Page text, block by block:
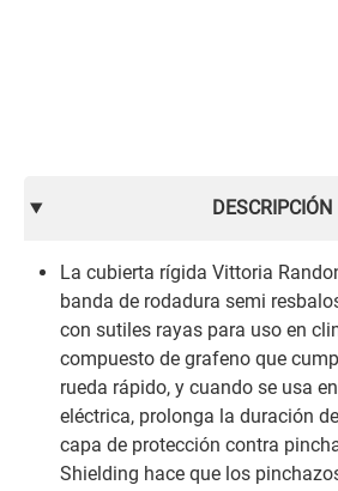
DESCRIPCIÓN
La cubierta rígida Vittoria
banda de rodadura semi
con sutiles rayas para uso en
compuesto de grafeno que
rueda rápido, y cuando se usa
eléctrica, prolonga la duración
capa de protección contra
Shielding hace que los